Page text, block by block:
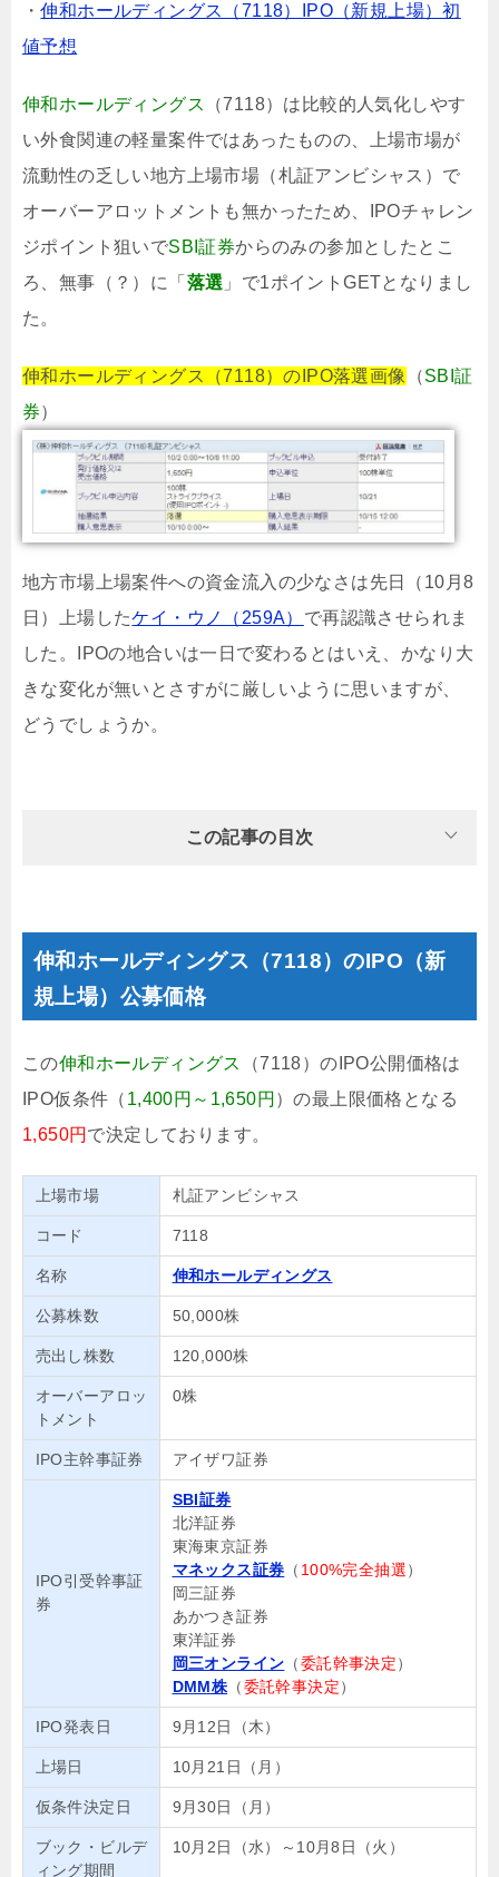
・伸和ホールディングス（7118）IPO（新規上場）初
値予想
伸和ホールディングス
（7118）は比較的人気化しやす
い外食関連の軽量案件ではあったものの、上場市場が
流動性の乏しい地方上場市場（札証アンビシャス）で
オーバーアロットメントも無かったため、IPOチャレン
ジポイント狙いでSBI証券からのみの参加としたとこ
ろ、無事（？）に「 落選 」で1ポイントGETとなりまし
た。
伸和ホールディングス（7118）のIPO落選画像 （SBI証
券）
地方市場上場案件への資金流入の少なさは先日（10月8
日）上場したケイ・ウノ（259A） で再認識させられま
した。IPOの地合いは一日で変わるとはいえ、かなり大
きな変化が無いとさすがに厳しいように思いますが、
どうでしょうか。
この記事の目次
伸和ホールディングス（7118）のIPO（新
規上場）公募価格
この伸和ホールディングス
（7118）のIPO公開価格は
IPO仮条件（ 1,400円～1,650円 ）の最上限価格となる
1,650円 で決定しております。
上場市場 札証アンビシャス
コード 7118
名称 伸和ホールディングス
公募株数 50,000株
売出し株数 120,000株
オーバーアロッ
トメント
0株
IPO主幹事証券 アイザワ証券
IPO引受幹事証
券
SBI証券
北洋証券
東海東京証券
マネックス証券 （ 100%完全抽選）
岡三証券
あかつき証券
東洋証券
岡三オンライン （委託幹事決定）
DMM株 （委託幹事決定）
IPO発表日 9月12日（木）
上場日 10月21日（月）
仮条件決定日 9月30日（月）
ブック・ビルデ
ィング期間
10月2日（水）～10月8日（火）